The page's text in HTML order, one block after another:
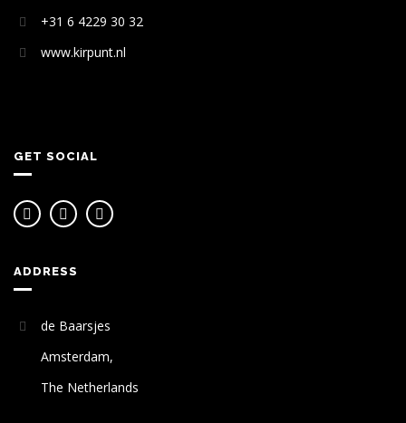
+31 6 4229 30 32
www.kirpunt.nl
GET SOCIAL
ADDRESS
de Baarsjes
Amsterdam,
The Netherlands